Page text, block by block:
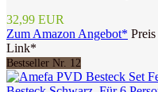
32,99 EUR
Zum Amazon Angebot*
Link*
Bestseller Nr. 12